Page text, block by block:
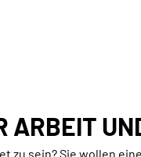
ARBEIT
zu sein? Sie wollen